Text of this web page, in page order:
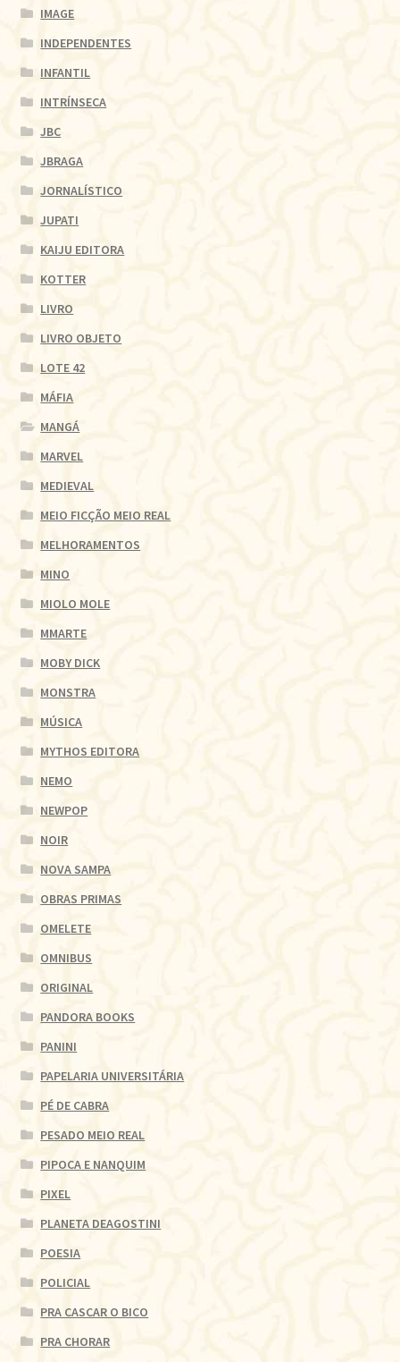
IMAGE
INDEPENDENTES
INFANTIL
INTRÍNSECA
JBC
JBRAGA
JORNALÍSTICO
JUPATI
KAIJU EDITORA
KOTTER
LIVRO
LIVRO OBJETO
LOTE 42
MÁFIA
MANGÁ
MARVEL
MEDIEVAL
MEIO FICÇÃO MEIO REAL
MELHORAMENTOS
MINO
MIOLO MOLE
MMARTE
MOBY DICK
MONSTRA
MÚSICA
MYTHOS EDITORA
NEMO
NEWPOP
NOIR
NOVA SAMPA
OBRAS PRIMAS
OMELETE
OMNIBUS
ORIGINAL
PANDORA BOOKS
PANINI
PAPELARIA UNIVERSITÁRIA
PÉ DE CABRA
PESADO MEIO REAL
PIPOCA E NANQUIM
PIXEL
PLANETA DEAGOSTINI
POESIA
POLICIAL
PRA CASCAR O BICO
PRA CHORAR